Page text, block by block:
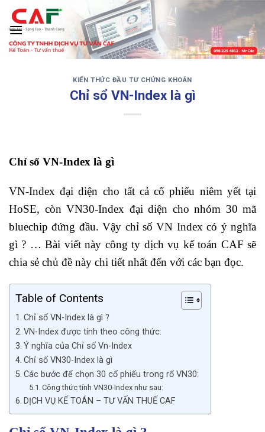
Skip
content
›
KIẾN THỨC ĐẦU TƯ CHỨNG KHOÁN
Chỉ sổ VN-Index là gì
Chỉ sổ VN-Index là gì
VN-Index đại diện cho tất cả cổ phiếu niêm yết tại
HoSE, còn VN30-Index đại diện cho nhóm 30 mã
bluechip đứng đầu. Vậy chỉ số VN Index có ý nghĩa
gì ? … Bài viết này công ty dịch vụ kế toán CAF sẽ
chia sẻ chủ đề này chi tiết nhất đến với các bạn đọc.
Table of Contents
Chỉ sổ VN-Index là gì ?
VN-Index được tính theo công thức:
Ý nghĩa của Chỉ số Vn-Index
Chỉ số VN30-Index là gì
Các bước để chọn 30 cổ phiếu trong rổ VN30:
Công thức tính VN30-Index như sau:
DỊCH VỤ KẾ TOÁN – TƯ VẤN THUẾ CAF